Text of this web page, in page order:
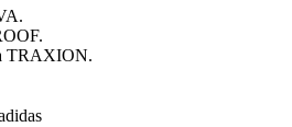
TRAXION.